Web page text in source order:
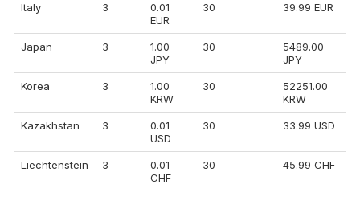
Italy 3
0.01
EUR
30 39.99 EUR
Japan 3
1.00
JPY
30
5489.00
JPY
Korea 3
1.00
KRW
30
52251.00
KRW
Kazakhstan 3
0.01
USD
30 33.99 USD
Liechtenstein 3
0.01
CHF
30 45.99 CHF